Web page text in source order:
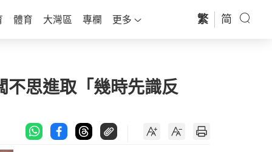
體育 大灣區 專欄 更多 繁 简
不思進取「幾時先識反